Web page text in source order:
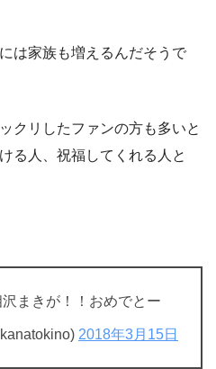
は家族も増えるんだそうで
クリしたファンの方も多いと
る人、祝福してくれる人と
まきが！！おめでとー
2018年3月15日